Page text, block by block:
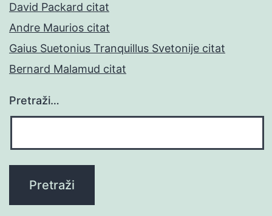
David Packard citat
Andre Maurios citat
Gaius Suetonius Tranquillus Svetonije citat
Bernard Malamud citat
Pretraži…